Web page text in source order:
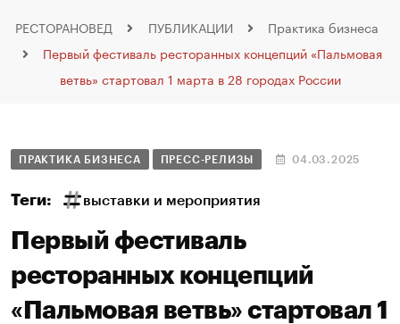
РЕСТОРАНОВЕД ПУБЛИКАЦИИ
Практика бизнеса
Первый фестиваль ресторанных концепций «Пальмовая
ветвь» стартовал 1 марта в 28 городах России
ПРАКТИКА БИЗНЕСА ПРЕСС-РЕЛИЗЫ 04.03.2025
Теги: выставки и мероприятия
Первый фестиваль
ресторанных концепций
«Пальмовая ветвь» стартовал 1